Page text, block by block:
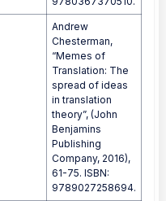
Andrew
Chesterman,
“Memes of
Translation: The
spread of ideas
in translation
theory”, (John
Benjamins
Publishing
Company, 2016),
61-75. ISBN:
9789027258694.